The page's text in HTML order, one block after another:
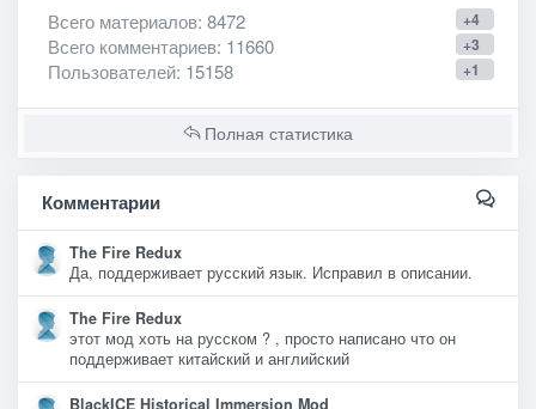
+4
Всего материалов: 8472
+3
Всего комментариев: 11660
+1
Пользователей: 15158
Полная статистика
Комментарии
The Fire Redux
Да, поддерживает русский язык. Исправил в описании.
The Fire Redux
этот мод хоть на русском ? , просто написано что он
поддерживает китайский и английский
BlackICE Historical Immersion Mod